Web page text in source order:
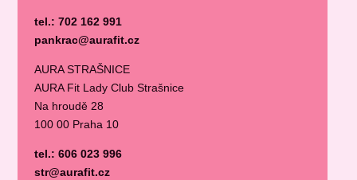
tel.: 702 162 991
pankrac@aurafit.cz
AURA STRAŠNICE
AURA Fit Lady Club Strašnice
Na hroudě 28
100 00 Praha 10
tel.: 606 023 996
str@aurafit.cz